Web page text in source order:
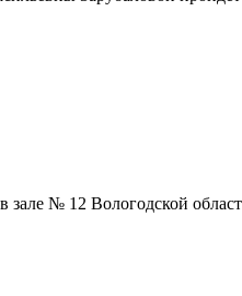
зале № 12 Вологодской